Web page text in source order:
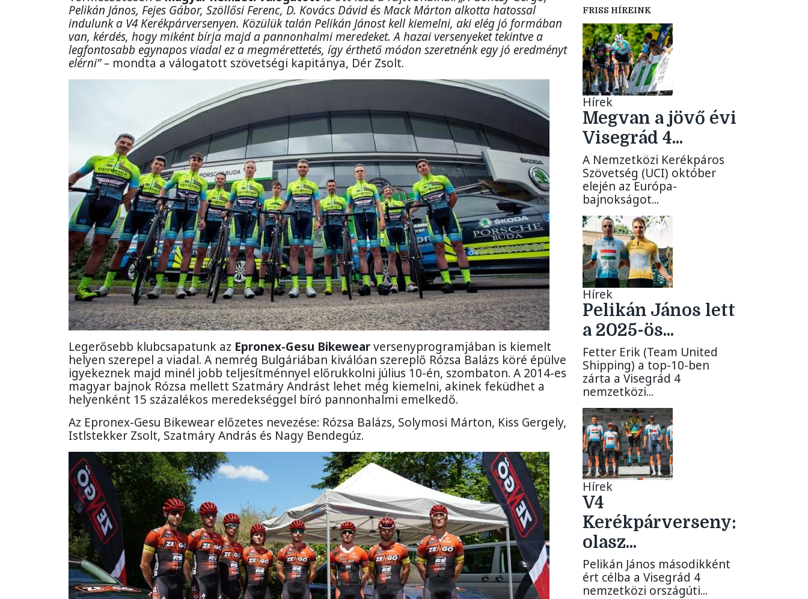
Pelikán János, Fejes Gábor, Szöllősi Ferenc, D. Kovács Dávid és Mack Márton alkotta hatossal
indulunk a V4 Kerékpárversenyen. Közülük talán Pelikán Jánost kell kiemelni, aki elég jó formában
van, kérdés, hogy miként bírja majd a pannonhalmi meredeket. A hazai versenyeket tekintve a
legfontosabb egynapos viadal ez a megmérettetés, így érthető módon szeretnénk egy jó eredményt
elérni” – mondta a válogatott szövetségi kapitánya, Dér Zsolt.
Legerősebb klubcsapatunk az Epronex-Gesu Bikewearversenyprogramjában is kiemelt
helyen szerepel a viadal. A nemrég Bulgáriában kiválóan szereplő Rózsa Balázs köré épülve
igyekeznek majd minél jobb teljesítménnyel előrukkolni július 10-én, szombaton. A 2014-es
magyar bajnok Rózsa mellett Szatmáry Andrást lehet még kiemelni, akinek feküdhet a
helyenként 15 százalékos meredekséggel bíró pannonhalmi emelkedő.
Az Epronex-Gesu Bikewear előzetes nevezése: Rózsa Balázs, Solymosi Márton, Kiss Gergely,
Istlstekker Zsolt, Szatmáry András és Nagy Bendegúz.
FRISS HÍREINK
Hírek
Megvan a jövő évi
Visegrád 4...
A Nemzetközi Kerékpáros
Szövetség (UCI) október
elején az Európa-
bajnokságot...
Hírek
Pelikán János lett
a 2025-ös...
Fetter Erik (Team United
Shipping) a top-10-ben
zárta a Visegrád 4
nemzetközi...
Hírek
V4
Kerékpárverseny:
olasz...
Pelikán János másodikként
ért célba a Visegrád 4
nemzetközi országúti...